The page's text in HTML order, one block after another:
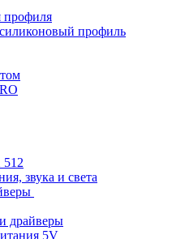
профиля
профиль
звука и света
драйверы
5V